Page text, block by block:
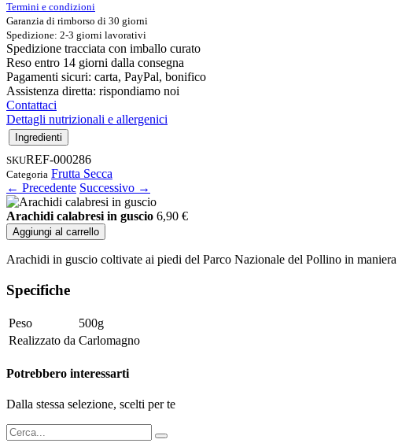
Termini e condizioni
Garanzia di rimborso di 30 giorni
Spedizione: 2-3 giorni lavorativi
Spedizione tracciata con imballo curato
Reso entro 14 giorni dalla consegna
Pagamenti sicuri: carta, PayPal, bonifico
Assistenza diretta: rispondiamo noi
Contattaci
Dettagli nutrizionali e allergenici
Ingredienti
SKUREF-000286
Categoria Frutta Secca
← Precedente Successivo →
Arachidi calabresi in guscio 6,90 €
Aggiungi al carrello
Arachidi in guscio coltivate ai piedi del Parco Nazionale del Pollino in maniera
Specifiche
Peso
500g
Realizzato da Carlomagno
Potrebbero interessarti
Dalla stessa selezione, scelti per te